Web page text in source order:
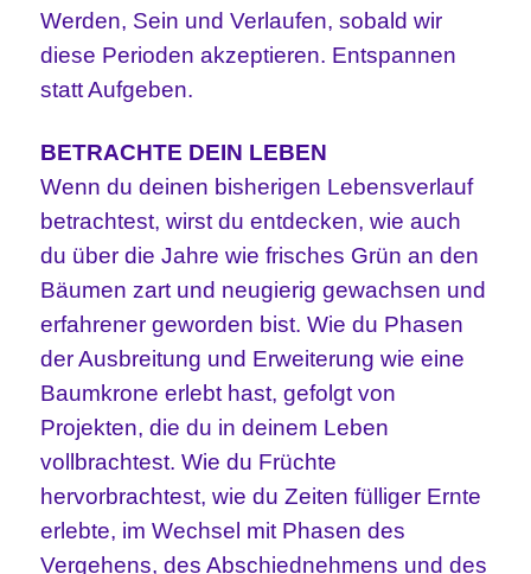
Werden, Sein und Verlaufen, sobald wir
diese Perioden akzeptieren. Entspannen
statt Aufgeben.
BETRACHTE DEIN LEBEN
Wenn du deinen bisherigen Lebensverlauf
betrachtest, wirst du entdecken, wie auch
du über die Jahre wie frisches Grün an den
Bäumen zart und neugierig gewachsen und
erfahrener geworden bist. Wie du Phasen
der Ausbreitung und Erweiterung wie eine
Baumkrone erlebt hast, gefolgt von
Projekten, die du in deinem Leben
vollbrachtest. Wie du Früchte
hervorbrachtest, wie du Zeiten fülliger Ernte
erlebte, im Wechsel mit Phasen des
Vergehens, des Abschiednehmens und des